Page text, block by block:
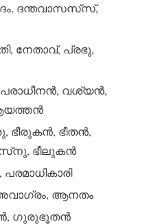
ദന്തവാസസ്‌സ്,
നേതാവ്, പ്രഭു,
വശ്യന്‍,
ഭീരുകന്‍, ഭീതന്‍,
ഭീലുകന്‍
ആനതം
ഗുരുഭൂതന്‍